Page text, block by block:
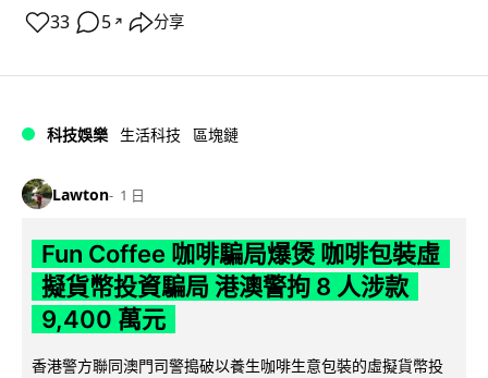
33 5 ↗ 分享
科技娛樂 生活科技 區塊鏈
Lawton 1 日
Fun Coffee 咖啡騙局爆煲 咖啡包裝虛
擬貨幣投資騙局 港澳警拘 8 人涉款
9,400 萬元
香港警方聯同澳門司警搗破以養生咖啡生意包裝的虛擬貨幣投